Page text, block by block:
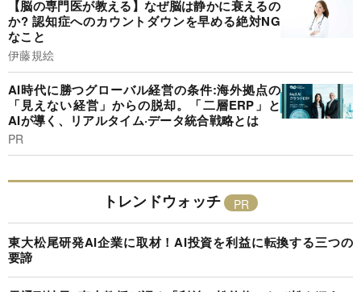
【脳の専門医が教える】なぜ脳は静かに衰えるの
か? 認知症へのカウントダウンを早める絶対NG
なこと
伊藤規絵
AI時代に勝つグローバル経営の条件:海外拠点の
「見えない経営」からの脱却。「二層ERP」と
AIが導く、リアルタイム·データ統合戦略とは
PR
トレンドウォッチ
東大松尾研発AI企業に取材！AI投資を利益に転換する三つの
要諦